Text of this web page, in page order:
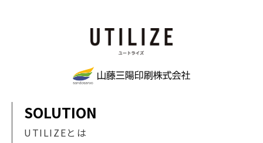
SOLUTION
UTILIZEとは